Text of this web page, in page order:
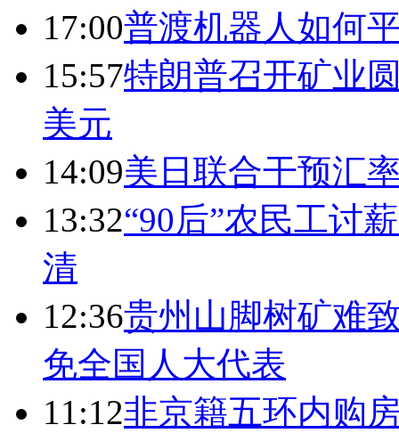
17:00普渡机器人如何
15:57特朗普召开矿业
美元
14:09美日联合干预汇
13:32“90后”农民工讨
清
12:36贵州山脚树矿难
免全国人大代表
11:12非京籍五环内购